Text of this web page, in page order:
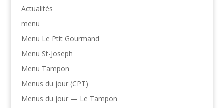
Actualités
menu
Menu Le Ptit Gourmand
Menu St-Joseph
Menu Tampon
Menus du jour (CPT)
Menus du jour — Le Tampon